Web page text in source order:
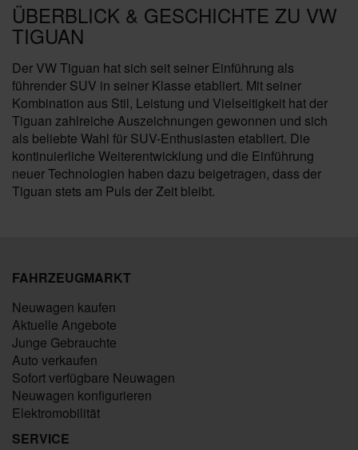
ÜBERBLICK & GESCHICHTE ZU VW
TIGUAN
Der VW Tiguan hat sich seit seiner Einführung als
führender SUV in seiner Klasse etabliert. Mit seiner
Kombination aus Stil, Leistung und Vielseitigkeit hat der
Tiguan zahlreiche Auszeichnungen gewonnen und sich
als beliebte Wahl für SUV-Enthusiasten etabliert. Die
kontinuierliche Weiterentwicklung und die Einführung
neuer Technologien haben dazu beigetragen, dass der
Tiguan stets am Puls der Zeit bleibt.
FAHRZEUGMARKT
Neuwagen kaufen
Aktuelle Angebote
Junge Gebrauchte
Auto verkaufen
Sofort verfügbare Neuwagen
Neuwagen konfigurieren
Elektromobilität
SERVICE